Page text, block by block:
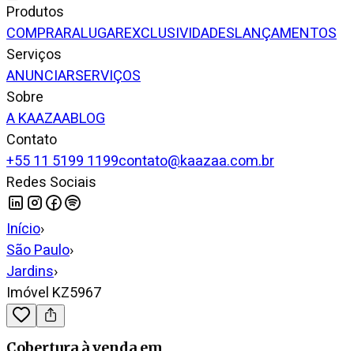
Produtos
COMPRARALUGAREXCLUSIVIDADESLANÇAMENTOS
Serviços
ANUNCIARSERVIÇOS
Sobre
A KAAZAABLOG
Contato
+55 11 5199 1199contato@kaazaa.com.br
Redes Sociais
Início›
São Paulo›
Jardins›
Imóvel KZ5967
Cobertura à venda em